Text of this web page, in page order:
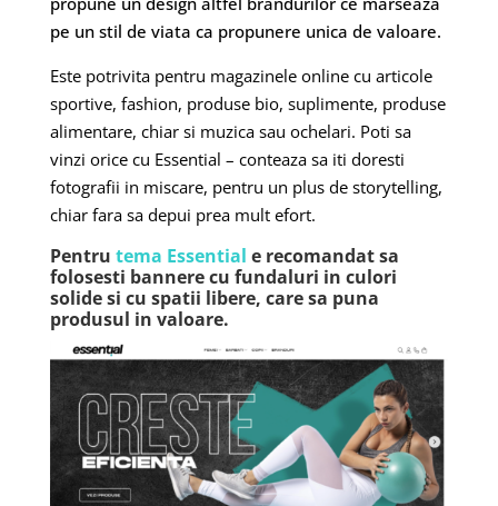
pe un stil de viata ca propunere unica de valoare.
Este potrivita pentru magazinele online cu articole
sportive, fashion, produse bio, suplimente, produse
alimentare, chiar si muzica sau ochelari. Poti sa
vinzi orice cu Essential – conteaza sa iti doresti
fotografii in miscare, pentru un plus de storytelling,
chiar fara sa depui prea mult efort.
Pentru tema Essential e recomandat sa
folosesti bannere cu fundaluri in culori
solide si cu spatii libere, care sa puna
produsul in valoare.